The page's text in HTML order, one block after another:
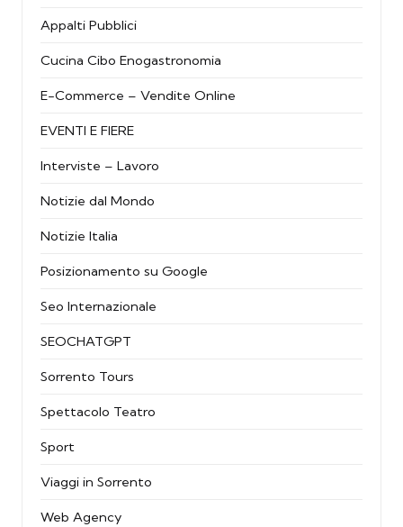
Appalti Pubblici
Cucina Cibo Enogastronomia
E-Commerce – Vendite Online
EVENTI E FIERE
Interviste – Lavoro
Notizie dal Mondo
Notizie Italia
Posizionamento su Google
Seo Internazionale
SEOCHATGPT
Sorrento Tours
Spettacolo Teatro
Sport
Viaggi in Sorrento
Web Agency